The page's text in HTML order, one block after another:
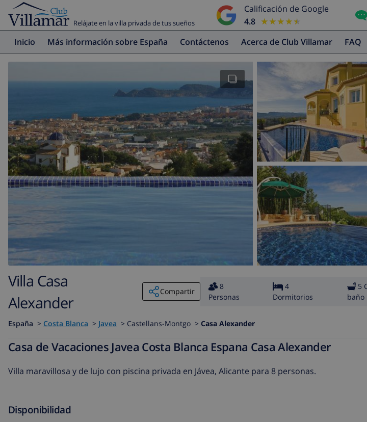
Relájate en la villa privada de tus sueños
Calificación de Google
4.8
★★★★★
★★★★★
Inicio Más información sobre España Contáctenos Acerca de Club Villamar FAQ
Villa Casa
Alexander
Compartir
8
Personas
4
Dormitorios
5
baño
España > Costa Blanca > Javea > Castellans-Montgo > Casa Alexander
Casa de Vacaciones Javea Costa Blanca Espana Casa Alexander
Villa maravillosa y de lujo con piscina privada en Jávea, Alicante para 8 personas.
Disponibilidad